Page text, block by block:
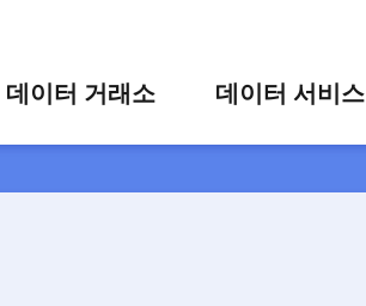
데이터 거래소 데이터 서비스